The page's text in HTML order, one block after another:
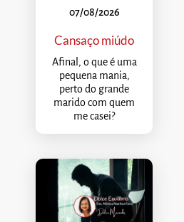
07/08/2026
Cansaço miúdo
Afinal, o que é uma
pequena mania,
perto do grande
marido com quem
me casei?